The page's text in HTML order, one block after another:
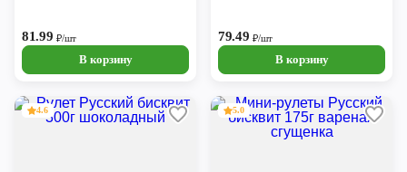
81.99₽/шт
В корзину
79.49₽/шт
В корзину
4.6 5.0